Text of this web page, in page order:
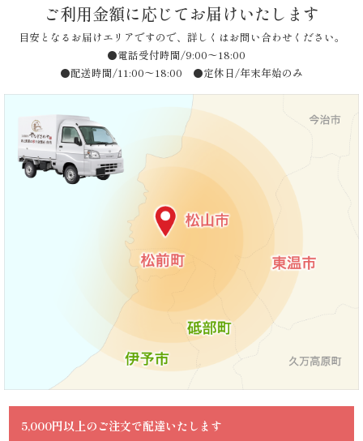
気
キ
ン
質
ご利用金額に応じてお届けいたします
目安となるお届けエリアですので、詳しくはお問い合わせください。
●電話受付時間/9:00〜18:00
●配送時間/11:00〜18:00 ●定休日/年末年始のみ
5,000円以上のご注文で配達いたします